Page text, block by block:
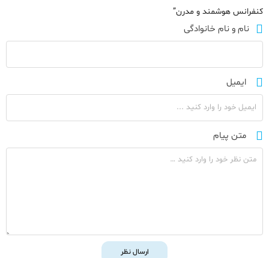
کنفرانس هوشمند و مدرن”
نام و نام خانوادگی
ایمیل
متن پیام
ارسال نظر